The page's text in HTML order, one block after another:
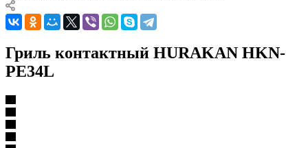
Гриль контактный HURAKAN HKN-
PE34L